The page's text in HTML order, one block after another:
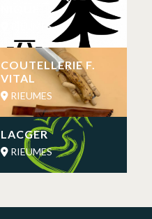
RIEUMES
COUTELLERIE F.
VITAL
RIEUMES
LACGER
RIEUMES